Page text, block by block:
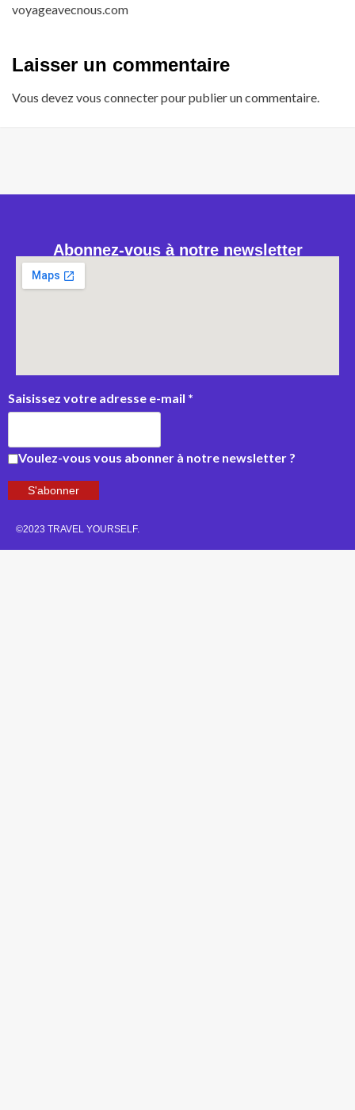
voyageavecnous.com
Laisser un commentaire
Vous devezvous connecterpour publier un commentaire.
Abonnez-vous à notre newsletter
Saisissez votre adresse e-mail *
Voulez-vous vous abonner à notre newsletter ?
S'abonner
©2023 TRAVEL YOURSELF.